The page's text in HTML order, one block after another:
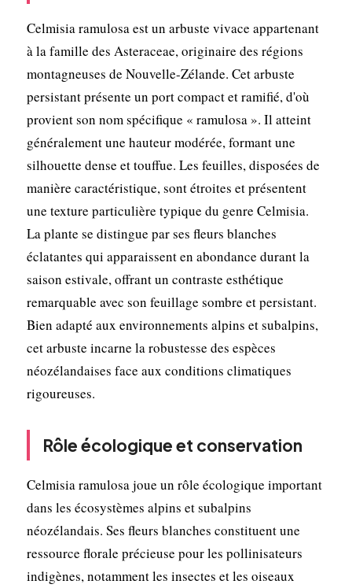
Celmisia ramulosa est un arbuste vivace appartenant
à la famille des Asteraceae, originaire des régions
montagneuses de Nouvelle-Zélande. Cet arbuste
persistant présente un port compact et ramifié, d'où
provient son nom spécifique « ramulosa ». Il atteint
généralement une hauteur modérée, formant une
silhouette dense et touffue. Les feuilles, disposées de
manière caractéristique, sont étroites et présentent
une texture particulière typique du genre Celmisia.
La plante se distingue par ses fleurs blanches
éclatantes qui apparaissent en abondance durant la
saison estivale, offrant un contraste esthétique
remarquable avec son feuillage sombre et persistant.
Bien adapté aux environnements alpins et subalpins,
cet arbuste incarne la robustesse des espèces
néozélandaises face aux conditions climatiques
rigoureuses.
Rôle écologique et conservation
Celmisia ramulosa joue un rôle écologique important
dans les écosystèmes alpins et subalpins
néozélandais. Ses fleurs blanches constituent une
ressource florale précieuse pour les pollinisateurs
indigènes, notamment les insectes et les oiseaux